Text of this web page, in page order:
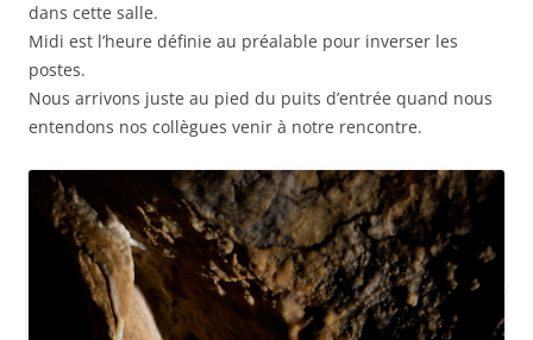
dans cette salle.
Midi est l’heure définie au préalable pour inverser les
postes.
Nous arrivons juste au pied du puits d’entrée quand nous
entendons nos collègues venir à notre rencontre.